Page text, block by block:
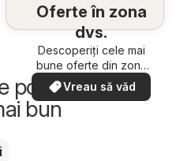
Oferte în zona
dvs.
Descoperiți cele mai
bune oferte din zona
dumneavoastră
Vreau să văd
poți cumpăra
bun